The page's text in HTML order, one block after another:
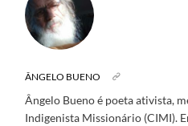
ÂNGELO BUENO
Ângelo Bueno é poeta ativista,
Indigenista Missionário (CIMI).